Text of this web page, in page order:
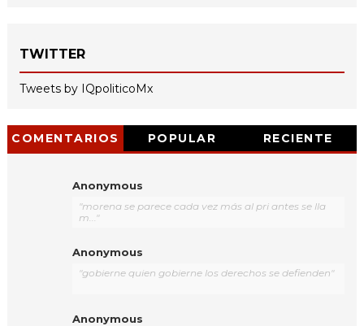
TWITTER
Tweets by IQpoliticoMx
COMENTARIOS POPULAR RECIENTE
Anonymous
"morena se parece cada vez más al pri antes se lla
m..."
Anonymous
"gobierne quien gobierne los derechos se defienden"
Anonymous